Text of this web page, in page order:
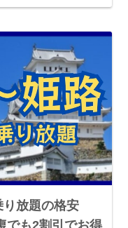
放題の格安
でも2割引でお得